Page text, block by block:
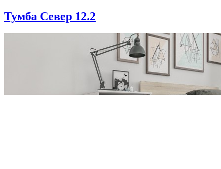
Тумба Север 12.2